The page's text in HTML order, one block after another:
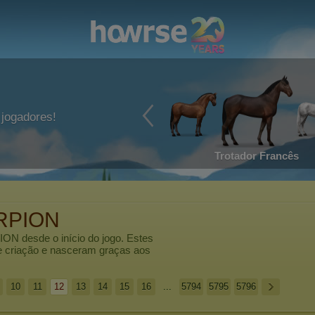
Trotador Francês
desde o início do jogo. Estes
criação e nasceram graças aos
10 11 12 13 14 15 16 ... 5794 5795 5796